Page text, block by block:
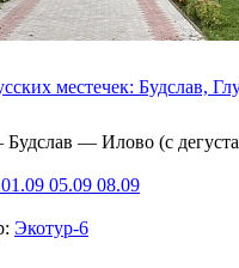
местечек: Будслав,
— Илово (с
01.09 05.09 08.09
Экотур-6